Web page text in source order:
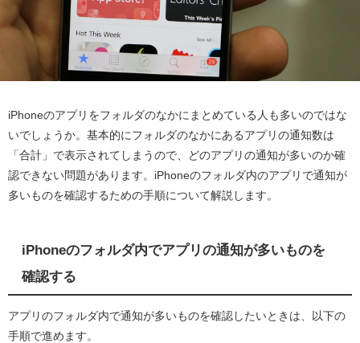
iPhoneのアプリをフォルダのなかにまとめている人も多いのではな
いでしょうか。基本的にフォルダのなかにあるアプリの通知数は
「合計」で表示されてしまうので、どのアプリの通知が多いのか確
認できない問題があります。iPhoneのフォルダ内のアプリで通知が
多いものを確認するための手順について解説します。
iPhoneのフォルダ内でアプリの通知が多いものを
確認する
アプリのフォルダ内で通知が多いものを確認したいときは、以下の
手順で進めます。